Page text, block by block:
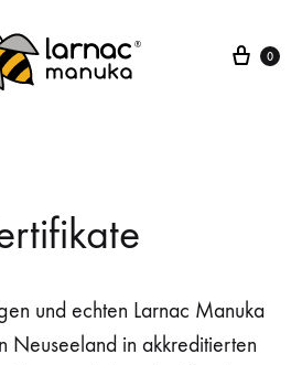
0
und echten Larnac Manuka
Neuseeland in akkreditierten